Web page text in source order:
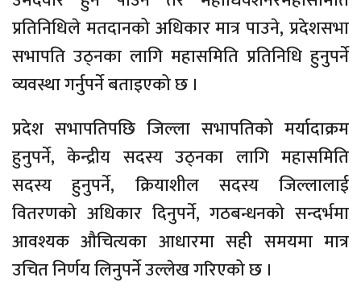
प्रतिनिधिले मतदानको अधिकार मात्र पाउने, प्रदेशसभा
सभापति उठ्नका लागि महासमिति प्रतिनिधि हुनुपर्ने
व्यवस्था गर्नुपर्ने बताइएको छ ।
प्रदेश सभापतिपछि जिल्ला सभापतिको मर्यादाक्रम
हुनुपर्ने, केन्द्रीय सदस्य उठ्नका लागि महासमिति
सदस्य हुनुपर्ने, क्रियाशील सदस्य जिल्लालाई
वितरणको अधिकार दिनुपर्ने, गठबन्धनको सन्दर्भमा
आवश्यक औचित्यका आधारमा सही समयमा मात्र
उचित निर्णय लिनुपर्ने उल्लेख गरिएको छ ।